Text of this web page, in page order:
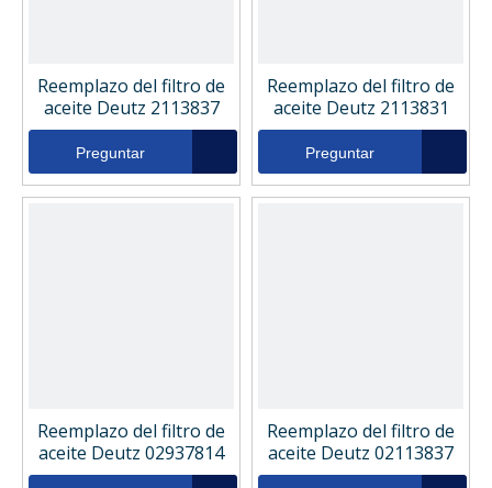
Reemplazo del filtro de
aceite Deutz 2113837
Preguntar
Reemplazo del filtro de
aceite Deutz 2113831
Preguntar
Reemplazo del filtro de
aceite Deutz 02937814
Reemplazo del filtro de
aceite Deutz 02113837